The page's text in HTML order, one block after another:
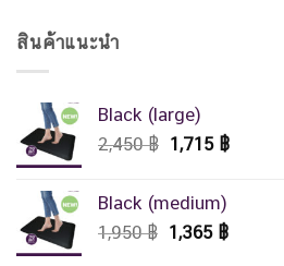
สินค้าแนะนำ
Black (large)
2,450฿ Original
2,450 ฿.
1,715 ฿Current
Black (medium)
1,950฿ Original
1,365 ฿Current